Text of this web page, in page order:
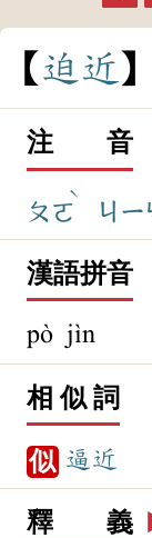
迫 近
注 音
ㄆㄛ
ˋ
ㄐㄧ
漢語拼音
pò jìn
相 似 詞
似 逼近
釋 義